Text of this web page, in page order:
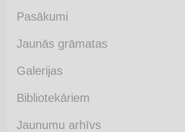
Pasākumi
Jaunās grāmatas
Galerijas
Bibliotekāriem
Jaunumu arhīvs